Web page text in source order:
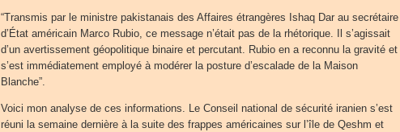
“Transmis par le ministre pakistanais des Affaires étrangères Ishaq Dar au secrétaire
d’État américain Marco Rubio, ce message n’était pas de la rhétorique. Il s’agissait
d’un avertissement géopolitique binaire et percutant. Rubio en a reconnu la gravité et
s’est immédiatement employé à modérer la posture d’escalade de la Maison
Blanche”.
Voici mon analyse de ces informations. Le Conseil national de sécurité iranien s’est
réuni la semaine dernière à la suite des frappes américaines sur l’île de Qeshm et